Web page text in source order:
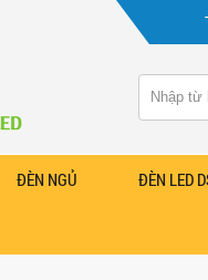
ĐÈN NGỦ ĐÈN LED